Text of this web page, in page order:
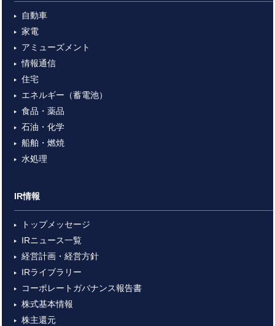
自動車
家電
アミューズメント
情報通信
住宅
エネルギー（蓄電池）
食品・薬品
石油・化学
船舶・燃焼
水処理
IR情報
トップメッセージ
IRニュース一覧
経営計画・経営方針
IRライブラリー
コーポレートガバナンス報告書
株式基本情報
株主還元